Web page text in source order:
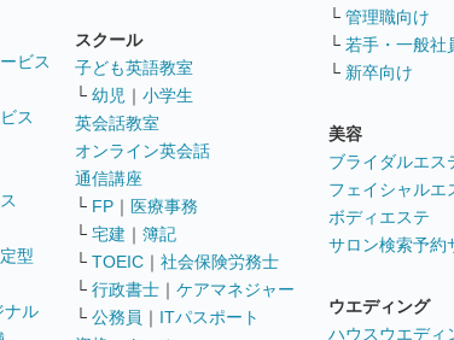
ビス
ス
型
ナル
スクール
子ども英語教室
└ 幼児 ｜ 小学生
英会話教室
オンライン英会話
通信講座
└ FP ｜ 医療事務
└ 宅建 ｜ 簿記
└ TOEIC ｜ 社会保険労務士
└ 行政書士 ｜ ケアマネジャー
└ 公務員 ｜ ITパスポート
└ 管理職向け
└ 若手・一般社
└ 新卒向け
美容
ブライダルエス
フェイシャルエ
ボディエステ
サロン検索予約
ウエディング
ハウスウエディ